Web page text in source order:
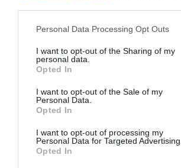
Personal Data Processing Opt Outs
I want to opt-out of the Sharing of my
personal data.
Opted In
I want to opt-out of the Sale of my
Personal Data.
Opted In
I want to opt-out of processing my
Personal Data for Targeted Advertising.
Opted In
Appel aux lecteurs !
Soutenez Air Journal
NOUS SOUTENIR